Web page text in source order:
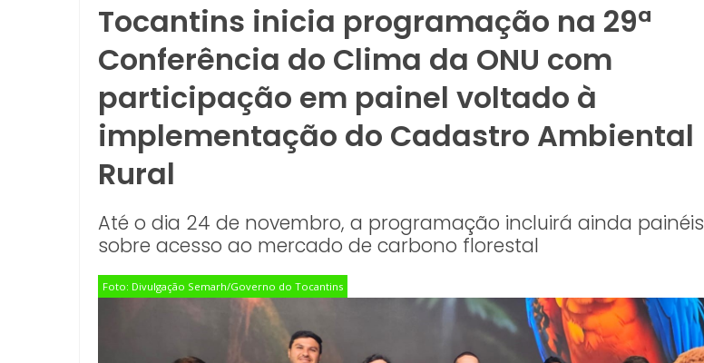
Tocantins inicia programação na 29ª
Conferência do Clima da ONU com
participação em painel voltado à
implementação do Cadastro Ambiental
Rural
Até o dia 24 de novembro, a programação incluirá ainda painéis
sobre acesso ao mercado de carbono florestal
Foto: Divulgação Semarh/Governo do Tocantins